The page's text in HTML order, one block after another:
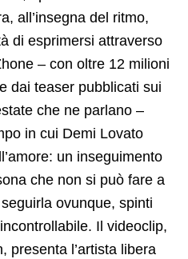
all’insegna del ritmo,
di esprimersi attraverso
– con oltre 12 milioni
dai teaser pubblicati sui
che ne parlano –
in cui Demi Lovato
un inseguimento
che non si può fare a
ovunque, spinti
Il videoclip,
presenta l’artista libera